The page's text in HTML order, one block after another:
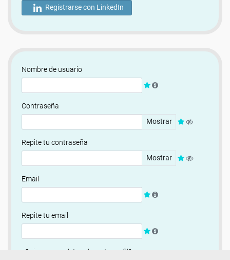
Registrarse con LinkedIn
Nombre de usuario
Contraseña
Mostrar
Repite tu contraseña
Mostrar
Email
Repite tu email
¿Quieres completar ahora tu perfil?